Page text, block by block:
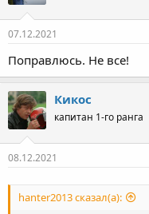
07.12.2021
Поправлюсь. Не все!
Кикос
капитан 1-го ранга
08.12.2021
hanter2013 сказал(а):